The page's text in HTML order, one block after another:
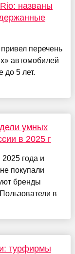
названы
перечень
автомобилей
до 5 лет.
умных
в 2025 г
года и
покупали
бренды
в
турфирмы